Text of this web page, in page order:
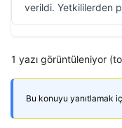
verildi. Yetkililerden
1 yazı görüntüleniyor
Bu konuyu yanıtlamak